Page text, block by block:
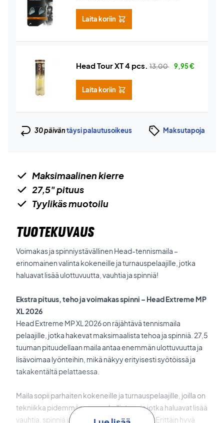
Laita koriin
Head Tour XT 4 pcs. 13,00 9,95€
Laita koriin
30 päiväntäysi palautusoikeus Maksutapoja
Maksimaalinen kierre
27,5" pituus
Tyylikäs muotoilu
TUOTEKUVAUS
Voimakas ja spinniystävällinen Head-tennismaila –
erinomainen valinta kokeneille ja turnauspelaajille, jotka
haluavat lisää ulottuvuutta, vauhtia ja spinniä!
Ekstra pituus, teho ja voimakas spinni – Head Extreme MP
XL 2026
Head Extreme MP XL 2026 on räjähtävä tennismaila
pelaajille, jotka hakevat maksimaalista tehoa ja spinniä. 27,5
tuuman pituudellaan maila antaa enemmän ulottuvuutta ja
lisävoimaa lyönteihin, mikä näkyy erityisesti syötöissä ja
takakentältä pelattaessa.
Maila sopii parhaiten kokeneille ja turnauspelaajille, joilla on
tekniikka pidemmän rungon hallintaan ja jotka haluavat lisää
vauhtia, spinniä ja läpilyöntivoimaa peliinsä. Erittäin hyvä